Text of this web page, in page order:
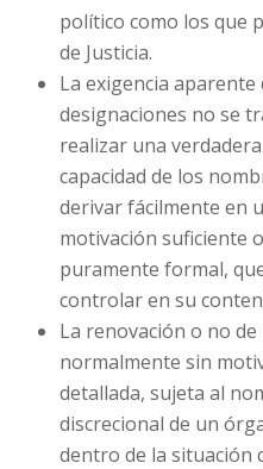
político como los que
de Justicia.
La exigencia aparente
designaciones no se
realizar una
capacidad de los
derivar fácilmente en
motivación suficiente
puramente formal,
controlar en su
La renovación o no
normalmente sin
detallada, sujeta al
discrecional de un
dentro de la situación